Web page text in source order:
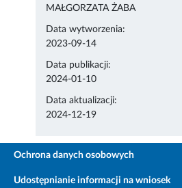
MAŁGORZATA ŻABA
Data wytworzenia:
2023-09-14
Data publikacji:
2024-01-10
Data aktualizacji:
2024-12-19
Ochrona danych osobowych
Udostępnianie informacji na wniosek